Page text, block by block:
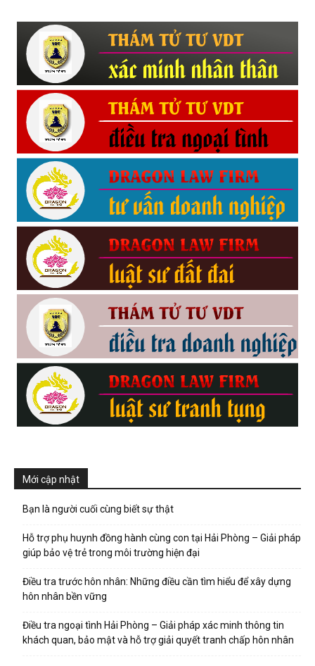
Mới cập nhật
Bạn là người cuối cùng biết sự thật
Hỗ trợ phụ huynh đồng hành cùng con tại Hải Phòng – Giải pháp
giúp bảo vệ trẻ trong môi trường hiện đại
Điều tra trước hôn nhân: Những điều cần tìm hiểu để xây dựng
hôn nhân bền vững
Điều tra ngoại tình Hải Phòng – Giải pháp xác minh thông tin
khách quan, bảo mật và hỗ trợ giải quyết tranh chấp hôn nhân